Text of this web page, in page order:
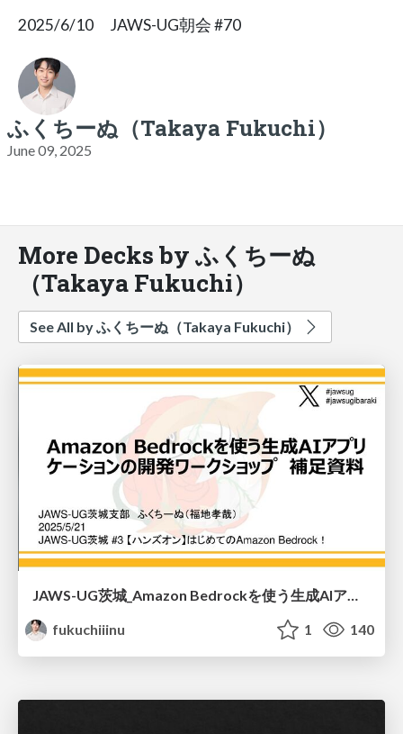
2025/6/10 JAWS-UG朝会 #70
ふくちーぬ（Takaya Fukuchi）
June 09, 2025
More Decks by ふくちーぬ
（Takaya Fukuchi）
See All by ふくちーぬ（Takaya Fukuchi）
JAWS-UG茨城_Amazon Bedrockを使う生成AIアプリケーションの開発ワークショップ_補足資料
fukuchiiinu
1 140